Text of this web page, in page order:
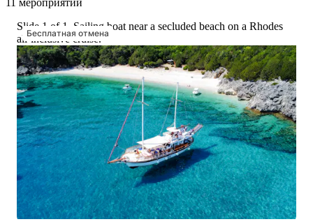
11 мероприятий
Бесплатная отмена
Slide 1 of 1, Sailing boat near a secluded beach on a Rhodes
all-inclusive cruise.